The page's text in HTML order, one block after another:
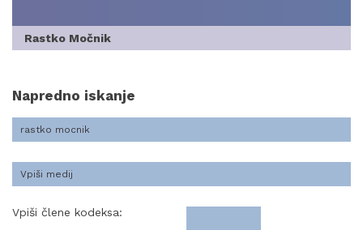
Rastko Močnik
Napredno iskanje
Vpiši člene kodeksa: